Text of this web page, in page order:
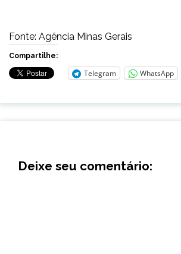
Fonte: Agência Minas Gerais
Compartilhe:
Telegram WhatsApp
Deixe seu comentário: